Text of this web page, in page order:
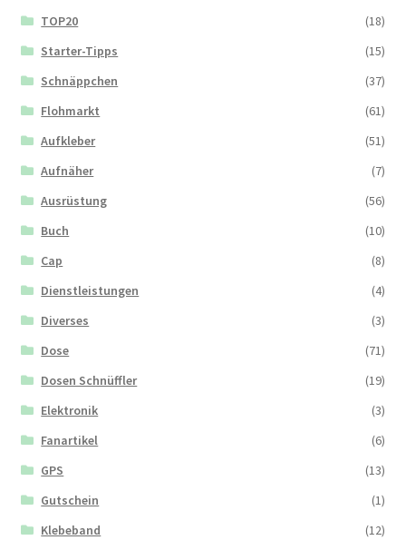
TOP20
(18)
Starter-Tipps
(15)
Schnäppchen
(37)
Flohmarkt
(61)
Aufkleber
(51)
Aufnäher
(7)
Ausrüstung
(56)
Buch
(10)
Cap
(8)
Dienstleistungen
(4)
Diverses
(3)
Dose
(71)
Dosen Schnüffler
(19)
Elektronik
(3)
Fanartikel
(6)
GPS
(13)
Gutschein
(1)
Klebeband
(12)